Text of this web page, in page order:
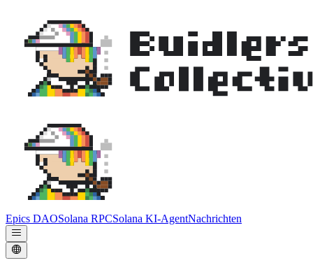
Epics DAOSolana RPCSolana KI-AgentNachrichten